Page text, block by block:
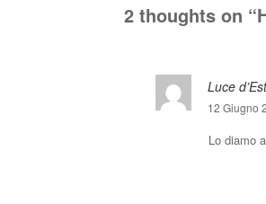
2 thoughts on “
Luce
12 Giugno
Lo diamo